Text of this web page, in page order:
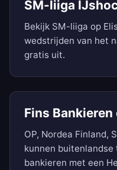
SM-liiga
Bekijk SM-liiga op
wedstrijden van het
gratis uit.
Fins
OP, Nordea Finland,
kunnen
bankieren met een